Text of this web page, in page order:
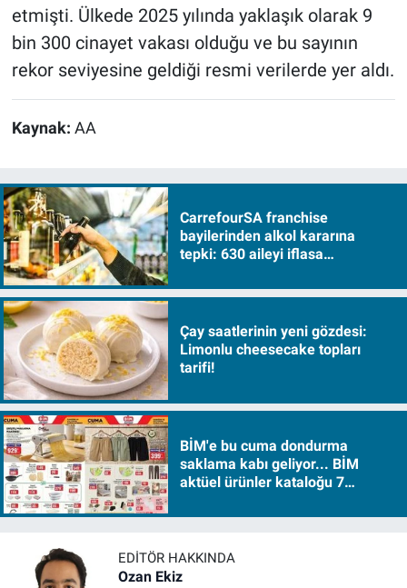
etmişti. Ülkede 2025 yılında yaklaşık olarak 9
bin 300 cinayet vakası olduğu ve bu sayının
rekor seviyesine geldiği resmi verilerde yer aldı.
Kaynak: AA
CarrefourSA franchise
bayilerinden alkol kararına
tepki: 630 aileyi iflasa
Çay saatlerinin yeni gözdesi:
Limonlu cheesecake topları
tarifi!
BİM'e bu cuma dondurma
saklama kabı geliyor... BİM
aktüel ürünler kataloğu 7
EDITÖR HAKKINDA
Ozan Ekiz